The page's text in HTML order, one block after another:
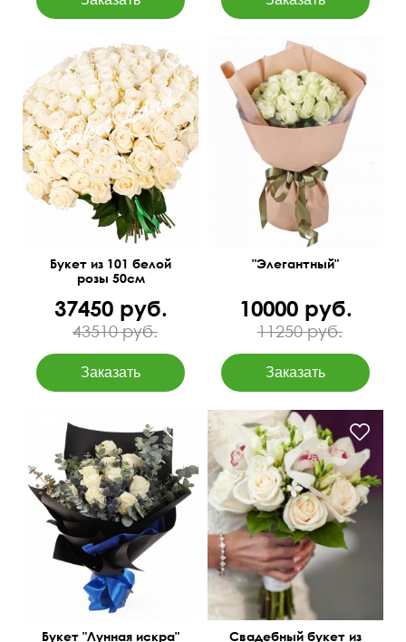
Под атласную ленту
Букет из 101 белой
розы 50см
37450 руб.
43510 руб.
60 см 40 см
"Элегантный"
10000 руб.
11250 руб.
11 белых роз, эвкалипт
Бэби Блу, матовая пленка,
атласная лента.
55 см
45 см
Букет "Лунная искра"
С листьями салала
Свадебный букет из